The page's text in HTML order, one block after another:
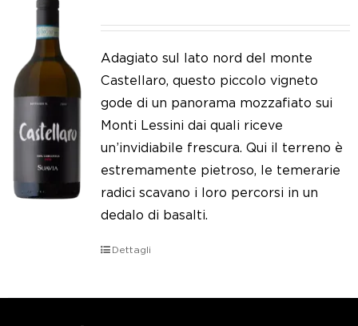
Adagiato sul lato nord del monte
Castellaro, questo piccolo vigneto
gode di un panorama mozzafiato sui
Monti Lessini dai quali riceve
un’invidiabile frescura. Qui il terreno è
estremamente pietroso, le temerarie
radici scavano i loro percorsi in un
dedalo di basalti.
Dettagli